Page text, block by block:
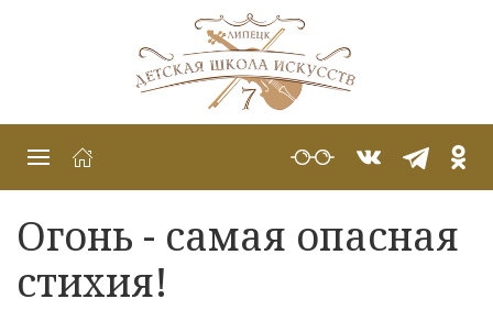
Огонь - самая опасная
стихия!